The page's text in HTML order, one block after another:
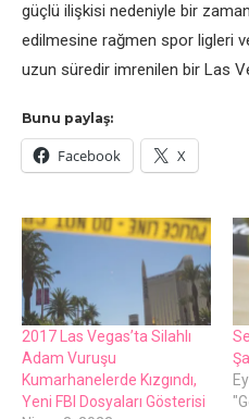
güçlü ilişkisi nedeniyle bir
edilmesine rağmen spor ligleri
uzun süredir imrenilen bir Las
Bunu paylaş:
Facebook X
2017 Las Vegas’ta Silahlı
Adam Vuruşu
Kumarhanelerde Kızgındı,
Yeni FBI Dosyaları Gösterisi